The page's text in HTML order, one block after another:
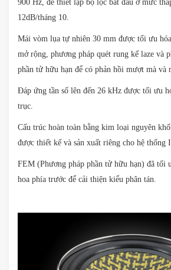
900 Hz, để thiết lập bộ lọc bắt đầu ở mức
12dB/tháng 10.
Mái vòm lụa tự nhiên 30 mm được tối ưu
mở rộng, phương pháp quét rung kế laze và
phần tử hữu hạn để có phản hồi mượt mà và
Đáp ứng tần số lên đến 26 kHz được tối ưu
trục.
Cấu trúc hoàn toàn bằng kim loại nguyên
được thiết kế và sản xuất riêng cho hệ thống
FEM (Phương pháp phần tử hữu hạn) đã tối
hoa phía trước để cải thiện kiểu phân tán.